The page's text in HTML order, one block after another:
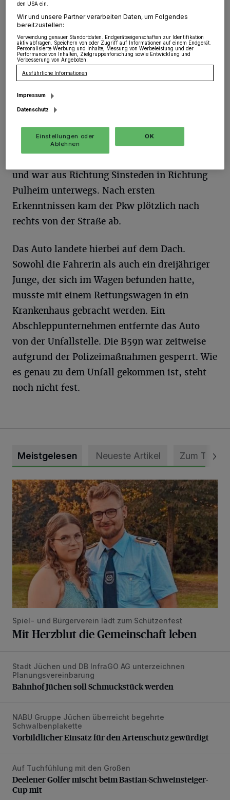
Alleinunfall.
02.11.2016 , 08:25 Uhr Eine Minute Lesezeit
und war aus Richtung Sinsteden in Richtung
Pulheim unterwegs. Nach ersten
Erkenntnissen kam der Pkw plötzlich nach
rechts von der Straße ab.
Das Auto landete hierbei auf dem Dach.
Sowohl die Fahrerin als auch ein dreijähriger
Junge, der sich im Wagen befunden hatte,
musste mit einem Rettungswagen in ein
Krankenhaus gebracht werden. Ein
Abschleppunternehmen entfernte das Auto
von der Unfallstelle. Die B59n war zeitweise
aufgrund der Polizeimaßnahmen gesperrt. Wie
es genau zu dem Unfall gekommen ist, steht
noch nicht fest.
Meistgelesen Neueste Artikel Zum Thema
Mit Herzblut die Gemeinschaft leben
Spiel- und Bürgerverein lädt zum Schützenfest
Mit Herzblut die Gemeinschaft leben
Bahnhof Jüchen soll Schmuckstück werden
Stadt Jüchen und DB InfraGO AG unterzeichnen
Planungsvereinbarung
Bahnhof Jüchen soll Schmuckstück werden
Vorbildlicher Einsatz für den Artenschutz gewürdigt
NABU Gruppe Jüchen überreicht begehrte
Schwalbenplakette
Vorbildlicher Einsatz für den Artenschutz gewürdigt
Deelener Golfer mischt beim Bastian-Schweinsteiger-
Auf Tuchfühlung mit den Großen
Deelener Golfer mischt beim Bastian-Schweinsteiger-
Cup mit
den USA ein.
Wir und unsere Partner verarbeiten Daten, um Folgendes
bereitzustellen:
Verwendung genauer Standortdaten. Endgeräteeigenschaften zur Identifikation
aktiv abfragen. Speichern von oder Zugriff auf Informationen auf einem Endgerät.
Personalisierte Werbung und Inhalte, Messung von Werbeleistung und der
Performance von Inhalten, Zielgruppenforschung sowie Entwicklung und
Verbesserung von Angeboten.
Ausführliche Informationen
Impressum
Datenschutz
Einstellungen oder
Ablehnen
OK